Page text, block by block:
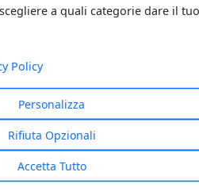
a quali categorie dare il
Policy
Personalizza
Rifiuta Opzionali
Accetta Tutto
uguali: perché un
davvero la differenza